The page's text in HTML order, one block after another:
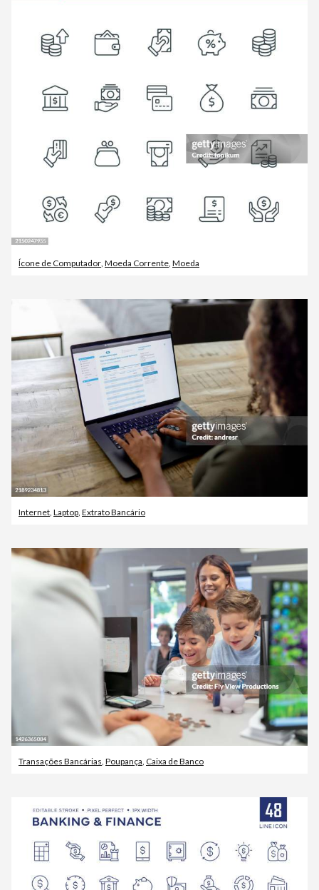
Ícone de Computador Moeda Corrente Moeda
Internet Laptop Extrato Bancário
Transações Bancárias, Poupança, Caixa de Banco